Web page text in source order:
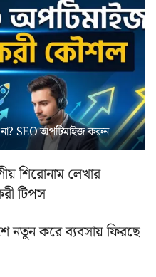
না? ‍SEO অপটিমাইজ করুন
শিরোনাম লেখার
টিপস
নতুন করে ব্যবসায় ফিরছে